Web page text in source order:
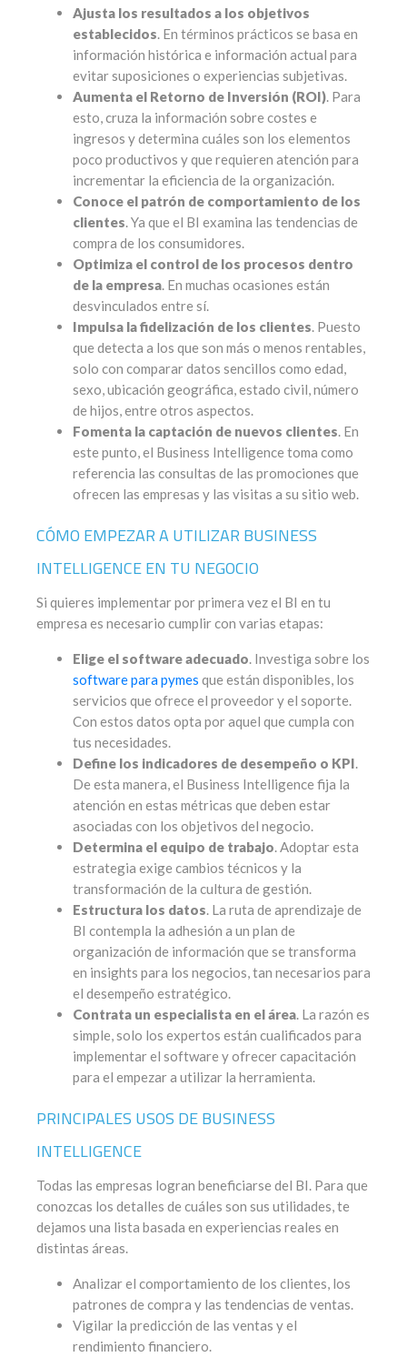
Ajusta los resultados a los objetivos
establecidos. En términos prácticos se basa en
información histórica e información actual para
evitar suposiciones o experiencias subjetivas.
Aumenta el Retorno de Inversión (ROI). Para
esto, cruza la información sobre costes e
ingresos y determina cuáles son los elementos
poco productivos y que requieren atención para
incrementar la eficiencia de la organización.
Conoce el patrón de comportamiento de los
clientes. Ya que el BI examina las tendencias de
compra de los consumidores.
Optimiza el control de los procesos dentro
de la empresa. En muchas ocasiones están
desvinculados entre sí.
Impulsa la fidelización de los clientes. Puesto
que detecta a los que son más o menos rentables,
solo con comparar datos sencillos como edad,
sexo, ubicación geográfica, estado civil, número
de hijos, entre otros aspectos.
Fomenta la captación de nuevos clientes. En
este punto, el Business Intelligence toma como
referencia las consultas de las promociones que
ofrecen las empresas y las visitas a su sitio web.
CÓMO EMPEZAR A UTILIZAR BUSINESS
INTELLIGENCE EN TU NEGOCIO
Si quieres implementar por primera vez el BI en tu
empresa es necesario cumplir con varias etapas:
Elige el software adecuado. Investiga sobre los
software para pymes que están disponibles, los
servicios que ofrece el proveedor y el soporte.
Con estos datos opta por aquel que cumpla con
tus necesidades.
Define los indicadores de desempeño o KPI.
De esta manera, el Business Intelligence fija la
atención en estas métricas que deben estar
asociadas con los objetivos del negocio.
Determina el equipo de trabajo. Adoptar esta
estrategia exige cambios técnicos y la
transformación de la cultura de gestión.
Estructura los datos. La ruta de aprendizaje de
BI contempla la adhesión a un plan de
organización de información que se transforma
en insights para los negocios, tan necesarios para
el desempeño estratégico.
Contrata un especialista en el área. La razón es
simple, solo los expertos están cualificados para
implementar el software y ofrecer capacitación
para el empezar a utilizar la herramienta.
PRINCIPALES USOS DE BUSINESS
INTELLIGENCE
Todas las empresas logran beneficiarse del BI. Para que
conozcas los detalles de cuáles son sus utilidades, te
dejamos una lista basada en experiencias reales en
distintas áreas.
Analizar el comportamiento de los clientes, los
patrones de compra y las tendencias de ventas.
Vigilar la predicción de las ventas y el
rendimiento financiero.